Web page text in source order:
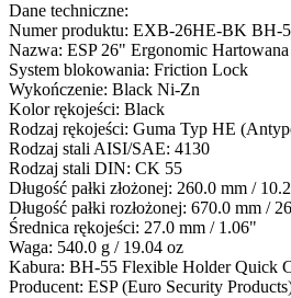
Dane techniczne:
Numer produktu: EXB-26HE-BK BH-
Nazwa: ESP 26" Ergonomic
System blokowania: Friction Lock
Wykończenie: Black Ni-Zn
Kolor rękojeści: Black
Rodzaj rękojeści: Guma Typ HE
Rodzaj stali AISI/SAE: 4130
Rodzaj stali DIN: CK 55
Długość pałki złożonej: 260.0 mm /
Długość pałki rozłożonej: 670.0 mm /
Średnica rękojeści: 27.0 mm / 1.06"
Waga: 540.0 g / 19.04 oz
Kabura: BH-55 Flexible Holder Quick
Producent: ESP (Euro Security